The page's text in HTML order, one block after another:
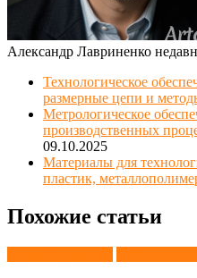
Александр Лавриненко
Технологическое
размерные цепи и
Метрологическое
производственных
09.10.2025
Материалы для
пластик,
Похожие статьи